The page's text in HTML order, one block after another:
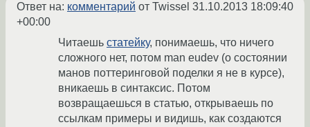
Ответ на: комментарий от Twissel 31.10.2013 18:09:40
+00:00
Читаешь статейку, понимаешь, что ничего
сложного нет, потом man eudev (о состоянии
манов поттеринговой поделки я не в курсе),
вникаешь в синтаксис. Потом
возвращаешься в статью, открываешь по
ссылкам примеры и видишь, как создаются